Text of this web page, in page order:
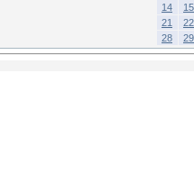
14
15
21
22
28
29